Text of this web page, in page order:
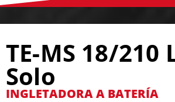
TE-MS 18/210
Solo
INGLETADORA A BATERÍA